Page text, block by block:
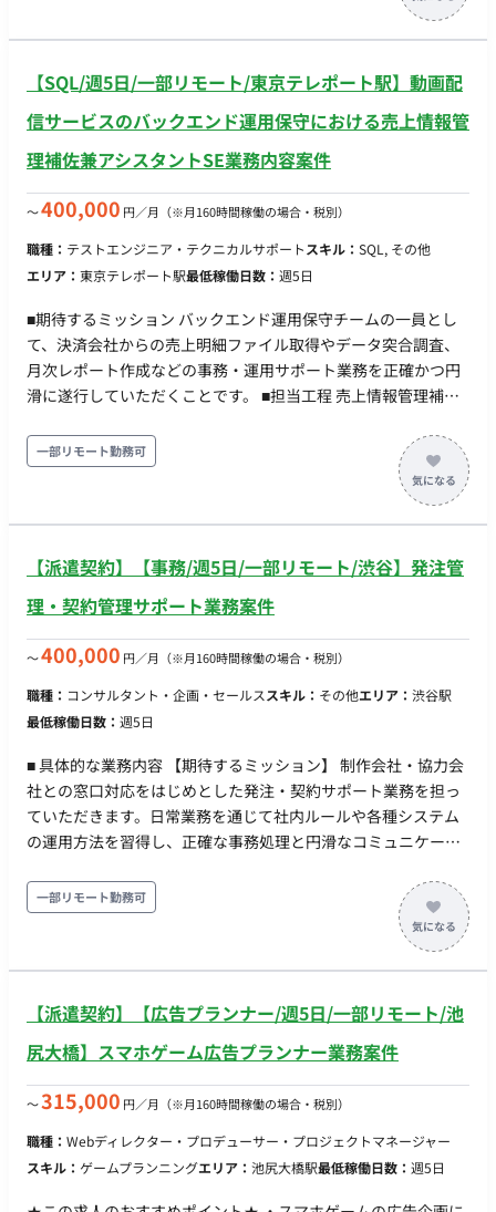
既存のエフェクト素材、キャラクターモーションを専用ツール
（タイムライン等）上で組み合わせる作業や、カメラのアング
メラワークおよびタイミングの調整がメインとなります。 ■
【チーム体制】 ・デザイン部：約40名 ■ 【働き方】 ・契約形
働量：週5日 ・稼働曜日：月～金 ・稼働時間：10:00～
19:00（所定労働時間8H、休憩1H）※上長承認により始業時間
8:00～11:00の範囲で時差出勤可 ・働き方：一部リモート（東
京都渋谷区）※上長の許可があれば週2日まではリモート可（業
務に慣れるまではフル出社） ・交通費：支給 ・時給：2,500円
25日支払い
【SQL/週5日/一部リモート/東京テレポート駅】動画配
信サービスのバックエンド運用保守における売上情報管
理補佐兼アシスタントSE業務内容案件
〜400,000 円／月 （※月160時間稼働の場合・税別）
職種： テストエンジニア・テクニカルサポートスキル： SQL, その他
エリア： 東京テレポート駅最低稼働日数： 週5日
■期待するミッション バックエンド運用保守チームの一員とし
て、決済会社からの売上明細ファイル取得やデータ突合調査、
月次レポート作成などの事務・運用サポート業務を正確かつ円
滑に遂行していただくことです。 ■担当工程 売上情報管理補佐
の業務をすぐに請け負うのは難しいため、まずは分担して対応
いただき、徐々に業務に慣れていただく想定です。 【月初作業
（1～15営業日目）】 各決済会社（計17社）の管理画面から売
上明細ファイルを取得し、社内ツールへアップロードする作業
分調査および補正調査（最初の数ヶ月は前任者が付き添いサポ
ートします） 【月末作業（15日以降）】 Excel（関数設定済
SQLを実行し、結果をExcelなどに抽出・体裁調整を行う月次レ
的業務）】 社内ツールの利用者アカウント発行業務（他チーム
や協力会社からの依頼対応） 決済会社へのキャンセル申請処
保守チームへの配属となります。リーダーや前任者が在籍して
おり、わからない点を聞きやすい環境が整っています。 ■業務
の流れ 毎月の営業日スケジュール（月初・月末）に沿ってルー
ティン作業を行いながら、随時発生するアカウント発行やキャ
ンセル申請などの突発的なタスクに対応していただきます。マ
ニュアルが完備されている業務も多いため、手順に沿って正確
カットキー）、PowerPoint その他：VB（読解が発生する可能
保守・データ管理フェーズとなります。まずはマニュアルのあ
る作業から着手し、数ヶ月かけて徐々に難易度の高い調査業務
などを引き継いでいただく予定です。 ■案件の魅力 国内最大級
の動画配信サービスを支えるバックエンドチームで、データの
仕組みや運用の流れを学ぶことができます。マニュアルやサポ
一部リモート勤務可
【派遣契約】【事務/週5日/一部リモート/渋谷】発注管
理・契約管理サポート業務案件
〜400,000 円／月 （※月160時間稼働の場合・税別）
職種： コンサルタント・企画・セールススキル： その他エリア： 渋谷駅
最低稼働日数： 週5日
■ 具体的な業務内容 【期待するミッション】 制作会社・協力会
社との窓口対応をはじめとした発注・契約サポート業務を担っ
ていただきます。日常業務を通じて社内ルールや各種システム
の運用方法を習得し、正確な事務処理と円滑なコミュニケーシ
期待しています。 【業務内容・担当工程】 【発注管理サポー
ト】 発注に伴う社内稟議の作成・申請サポート、制作会社や協
力会社との窓口対応（メール、チャット等）、見積書・請求書
の確認および社内処理手続き、発注書作成および関連手続きを
口対応、契約締結に伴う社内承認手続き、契約書管理および関
連資料の整理を行います。 【その他事務業務】 業務マニュアル
業務フローの改善および運用サポートを行います。 【チーム体
幅広い年齢層が在籍 ・ 定期的にチームミーティングを実施し、
意見を発信・相談しやすい環境 【働き方】 ・契約形態：派遣契
一部リモート勤務可
【派遣契約】【広告プランナー/週5日/一部リモート/池
尻大橋】スマホゲーム広告プランナー業務案件
〜315,000 円／月 （※月160時間稼働の場合・税別）
職種： Webディレクター・プロデューサー・プロジェクトマネージャー
スキル： ゲームプランニングエリア： 池尻大橋駅最低稼働日数： 週5日